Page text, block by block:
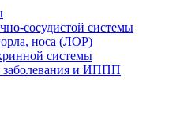
сосудистой системы
носа (ЛОР)
системы
заболевания и ИППП